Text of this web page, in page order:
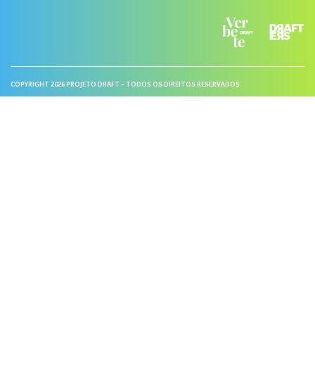
COPYRIGHT 2026 PROJETO DRAFT – TODOS OS DIREITOS RESERVADOS